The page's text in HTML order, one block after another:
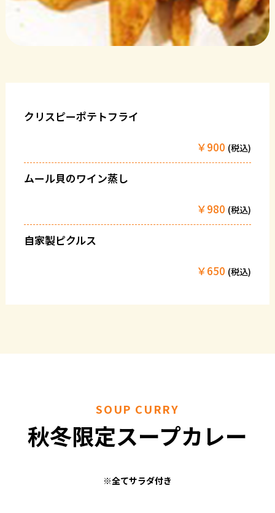
クリスピーポテトフライ
￥900 (税込)
ムール貝のワイン蒸し
￥980 (税込)
自家製ピクルス
￥650 (税込)
SOUP CURRY
秋冬限定スープカレー
※全てサラダ付き